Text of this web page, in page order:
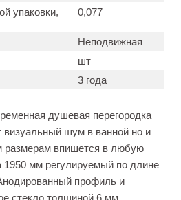
упаковки,
0,077
Неподвижная
шт
3 года
душевая перегородка
визуальный шум в ванной но и
размерам впишется в любую
1950 мм регулируемый по длине
профиль и
стекло толщиной 6 мм